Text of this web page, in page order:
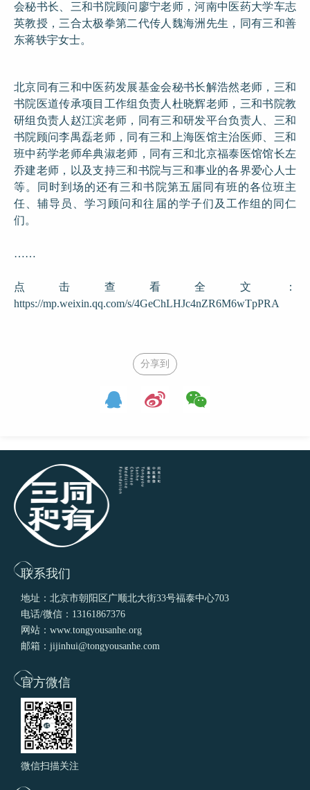
会秘书长、三和书院顾问廖宁老师，河南中医药大学车志
英教授，三合太极拳第二代传人魏海洲先生，同有三和善
东蒋轶宇女士。
北京同有三和中医药发展基金会秘书长解浩然老师，三和
书院医道传承项目工作组负责人杜晓辉老师，三和书院教
研组负责人赵江滨老师，同有三和研发平台负责人、三和
书院顾问李禺磊老师，同有三和上海医馆主治医师、三和
班中药学老师牟典淑老师，同有三和北京福泰医馆馆长左
乔建老师，以及支持三和书院与三和事业的各界爱心人士
等。同时到场的还有三和书院第五届同有班的各位班主
任、辅导员、学习顾问和往届的学子们及工作组的同仁
们。
……
点击查看全文：
https://mp.weixin.qq.com/s/4GeChLHJc4nZR6M6wTpPRA
分享到
联系我们
地址：北京市朝阳区广顺北大街33号福泰中心703
电话/微信：13161867376
网站：www.tongyousanhe.org
邮箱：jijinhui@tongyousanhe.com
官方微信
微信扫描关注